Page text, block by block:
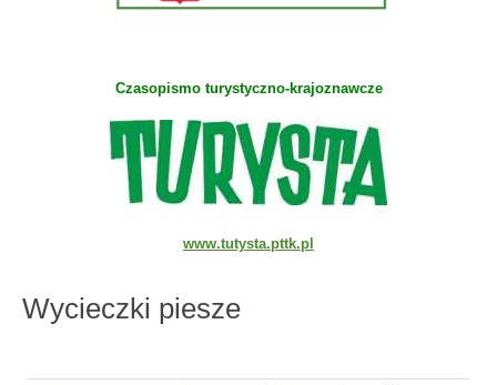
Czasopismo turystyczno-krajoznawcze
www.tutysta.pttk.pl
Wycieczki piesze